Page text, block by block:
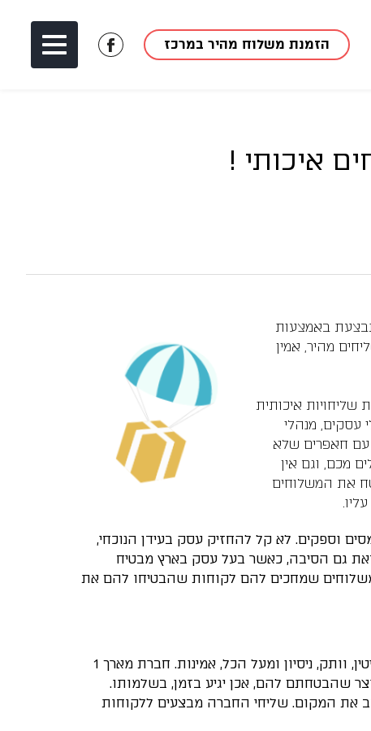
לעמוד
הזמנת משלוח מהיר במרכז
איכותי !
באמצעות
מהיר, אמין
איכותית
עסקים, מנהלי
עם חאפרים שלא
מכם, וגם אין
את המשלוחים
וספקים. לא קל להחזיק עסק בעידן הנוכחי,
גם הסיבה, כאשר בעל עסק בארץ מבטיח
שמחכים להם לקוחות שהבטיחו להם את
הדרך הבטוחה לעמוד בהתחייבויות כלפי לקוחות שלא מוכנים לחכות, היא לעבוד עם חברת שליחויות בעלת מוניטין, וותק, ניסיון ומעל הכל, אמינות. חברת מארך 1
שהבטחתם להם, אכן יגיע בזמן, בשלמותו.
לעזוב את המקום. שליחי החברה מבצעים ללקוחות